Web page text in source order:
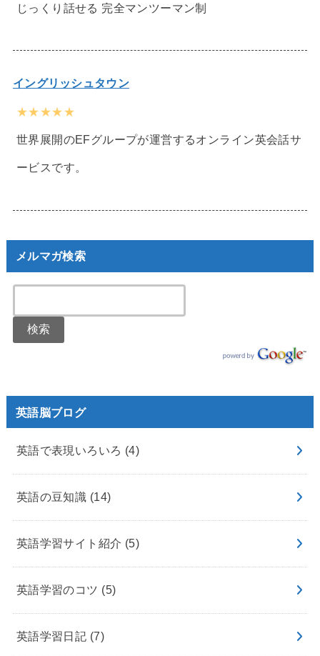
じっくり話せる 完全マンツーマン制
イングリッシュタウン
★★★★★
世界展開のEFグループが運営するオンライン英会話サ
ービスです。
メルマガ検索
英語脳ブログ
英語で表現いろいろ (4)
英語の豆知識 (14)
英語学習サイト紹介 (5)
英語学習のコツ (5)
英語学習日記 (7)